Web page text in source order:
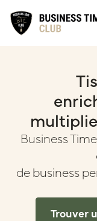
Business
de business
Trouver